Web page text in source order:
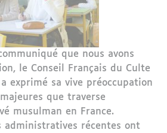
que nous avons
le Conseil Français du Culte
exprimé sa vive préoccupation
que traverse
musulman en France.
administratives récentes ont